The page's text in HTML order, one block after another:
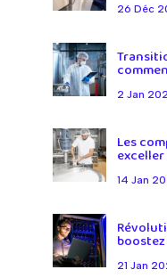
26 Déc
2 Jan
Les
14 Jan
21 Jan